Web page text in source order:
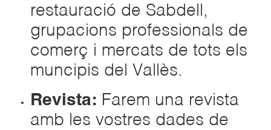
restauració de Sabdell,
grupacions professionals de
comerç i mercats de tots els
muncipis del Vallès.
Revista: Farem una revista
amb les vostres dades de